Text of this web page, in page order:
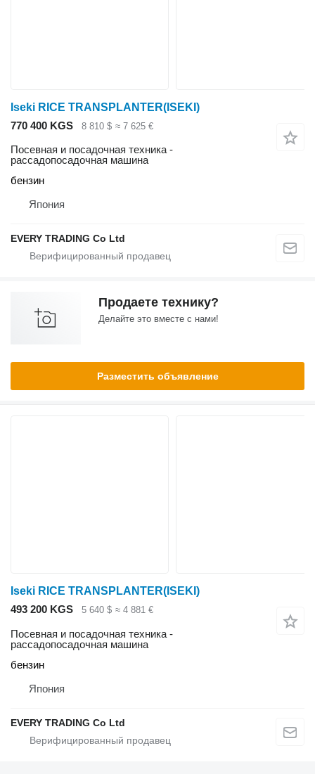
Iseki RICE TRANSPLANTER(ISEKI)
770 400 KGS
8 810 $ ≈ 7 625 €
Посевная и посадочная техника -
рассадопосадочная машина
бензин
Япония
EVERY TRADING Co Ltd
Продаете технику?
Делайте это вместе с нами!
Разместить объявление
Iseki RICE TRANSPLANTER(ISEKI)
493 200 KGS
5 640 $ ≈ 4 881 €
Посевная и посадочная техника -
рассадопосадочная машина
бензин
Япония
EVERY TRADING Co Ltd